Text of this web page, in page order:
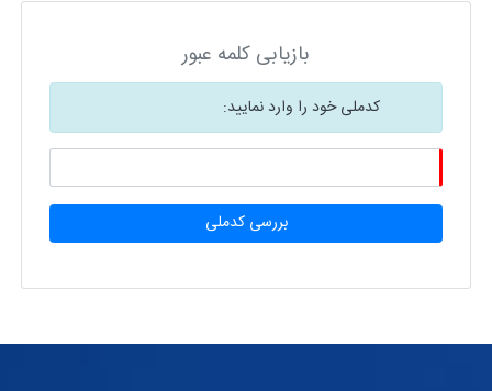
بازیابی کلمه عبور
کدملی خود را وارد نمایید:
بررسی کدملی